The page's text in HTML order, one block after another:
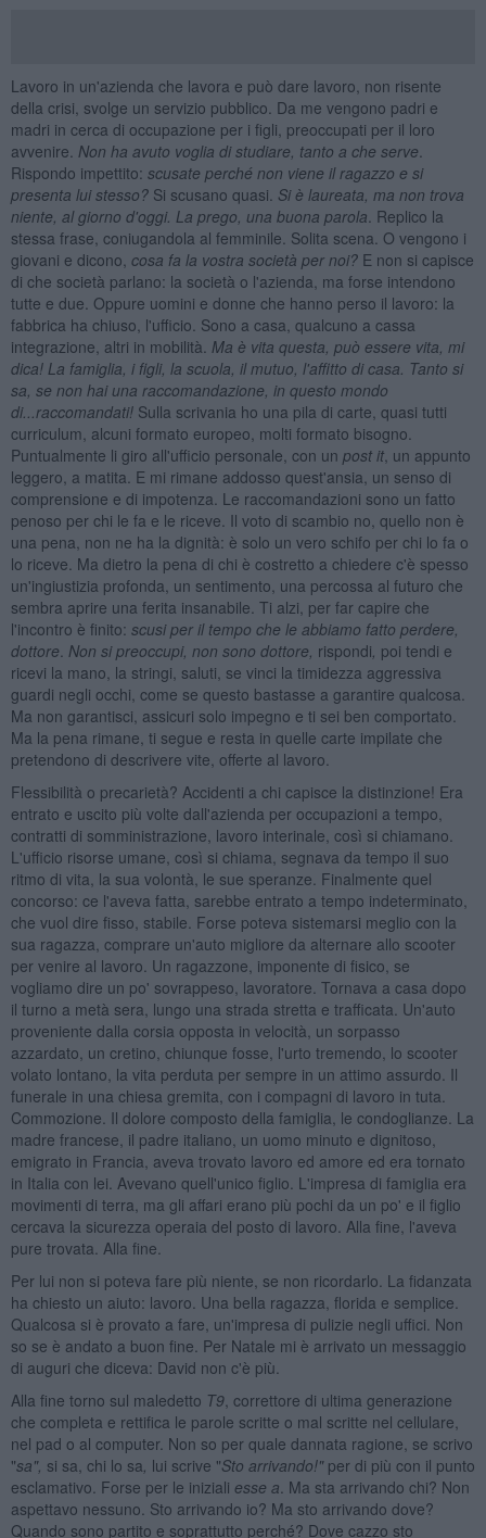
Lavoro in un'azienda che lavora e può dare lavoro, non risente
della crisi, svolge un servizio pubblico. Da me vengono padri e
madri in cerca di occupazione per i figli, preoccupati per il loro
avvenire. Non ha avuto voglia di studiare, tanto a che serve
Rispondo impettito: scusate perché non viene il ragazzo e si
presenta lui stesso?Si scusano quasi. Si è laureata, ma non trova
niente, al giorno d'oggi. La prego, una buona parola . Replico la
stessa frase, coniugandola al femminile. Solita scena. O vengono i
giovani e dicono, cosa fa la vostra società per noi?E non si capisce
di che società parlano: la società o l'azienda, ma forse intendono
tutte e due. Oppure uomini e donne che hanno perso il lavoro: la
fabbrica ha chiuso, l'ufficio. Sono a casa, qualcuno a cassa
integrazione, altri in mobilità. Ma è vita questa, può essere vita, mi
dica! La famiglia, i figli, la scuola, il mutuo, l'affitto di casa. Tanto si
sa, se non hai una raccomandazione, in questo mondo
di...raccomandati! Sulla scrivania ho una pila di carte, quasi tutti
curriculum, alcuni formato europeo, molti formato bisogno.
Puntualmente li giro all'ufficio personale, con un post it, un appunto
leggero, a matita. E mi rimane addosso quest'ansia, un senso di
comprensione e di impotenza. Le raccomandazioni sono un fatto
penoso per chi le fa e le riceve. Il voto di scambio no, quello non è
una pena, non ne ha la dignità: è solo un vero schifo per chi lo fa o
lo riceve. Ma dietro la pena di chi è costretto a chiedere c'è spesso
un'ingiustizia profonda, un sentimento, una percossa al futuro che
sembra aprire una ferita insanabile. Ti alzi, per far capire che
l'incontro è finito: scusi per il tempo che le abbiamo fatto perdere,
dottore Non si preoccupi, non sono dottore, rispondi poi tendi e
ricevi la mano, la stringi, saluti, se vinci la timidezza aggressiva
guardi negli occhi, come se questo bastasse a garantire qualcosa.
Ma non garantisci, assicuri solo impegno e ti sei ben comportato.
Ma la pena rimane, ti segue e resta in quelle carte impilate che
pretendono di descrivere vite, offerte al lavoro.
Flessibilità o precarietà? Accidenti a chi capisce la distinzione! Era
entrato e uscito più volte dall'azienda per occupazioni a tempo,
contratti di somministrazione, lavoro interinale, così si chiamano.
L'ufficio risorse umane, così si chiama, segnava da tempo il suo
ritmo di vita, la sua volontà, le sue speranze. Finalmente quel
concorso: ce l'aveva fatta, sarebbe entrato a tempo indeterminato,
che vuol dire fisso, stabile. Forse poteva sistemarsi meglio con la
sua ragazza, comprare un'auto migliore da alternare allo scooter
per venire al lavoro. Un ragazzone, imponente di fisico, se
vogliamo dire un po' sovrappeso, lavoratore. Tornava a casa dopo
il turno a metà sera, lungo una strada stretta e trafficata. Un'auto
proveniente dalla corsia opposta in velocità, un sorpasso
azzardato, un cretino, chiunque fosse, l'urto tremendo, lo scooter
volato lontano, la vita perduta per sempre in un attimo assurdo. Il
funerale in una chiesa gremita, con i compagni di lavoro in tuta.
Commozione. Il dolore composto della famiglia, le condoglianze. La
madre francese, il padre italiano, un uomo minuto e dignitoso,
emigrato in Francia, aveva trovato lavoro ed amore ed era tornato
in Italia con lei. Avevano quell'unico figlio. L'impresa di famiglia era
movimenti di terra, ma gli affari erano più pochi da un po' e il figlio
cercava la sicurezza operaia del posto di lavoro. Alla fine, l'aveva
pure trovata. Alla fine.
Per lui non si poteva fare più niente, se non ricordarlo. La fidanzata
ha chiesto un aiuto: lavoro. Una bella ragazza, florida e semplice.
Qualcosa si è provato a fare, un'impresa di pulizie negli uffici. Non
so se è andato a buon fine. Per Natale mi è arrivato un messaggio
di auguri che diceva: David non c'è più.
Alla fine torno sul maledetto T9, correttore di ultima generazione
che completa e rettifica le parole scritte o mal scritte nel cellulare,
nel pad o al computer. Non so per quale dannata ragione, se scrivo
"sa", si sa, chi lo sa lui scrive "Sto arrivando!"per di più con il punto
esclamativo. Forse per le iniziali esse a . Ma sta arrivando chi? Non
aspettavo nessuno. Sto arrivando io? Ma sto arrivando dove?
Quando sono partito e soprattutto perché? Dove cazzo sto